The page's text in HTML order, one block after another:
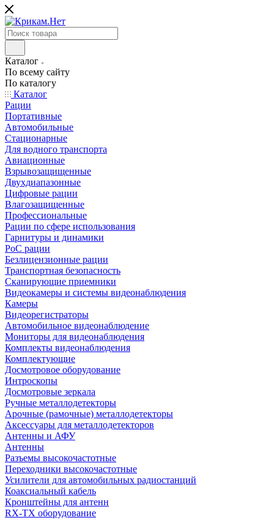
Каталог
По всему сайту
По каталогу
Каталог
Рации
Портативные
Автомобильные
Стационарные
Для водного транспорта
Авиационные
Взрывозащищенные
Двухдиапазонные
Цифровые рации
Влагозащищенные
Профессиональные
Рации по сфере использования
Гарнитуры и динамики
PoC рации
Безлицензионные рации
Транспортная безопасность
Сканирующие приемники
Видеокамеры и системы видеонаблюдения
Камеры
Видеорегистраторы
Автомобильное видеонаблюдение
Мониторы для видеонаблюдения
Комплекты видеонаблюдения
Комплектующие
Досмотровое оборудование
Интроскопы
Досмотровые зеркала
Ручные металлодетекторы
Арочные (рамочные) металлодетекторы
Аксессуары для металлодетекторов
Антенны и АФУ
Антенны
Разъемы высокочастотные
Переходники высокочастотные
Усилители для автомобильных радиостанций
Коаксиальный кабель
Кронштейны для антенн
RX-TX оборудование